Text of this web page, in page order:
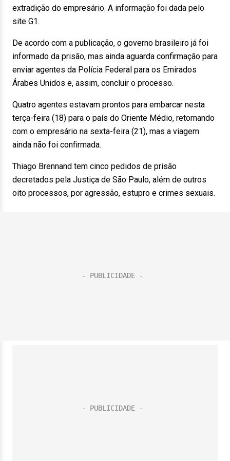
extradição do empresário. A informação foi dada pelo
site G1.
De acordo com a publicação, o governo brasileiro já foi
informado da prisão, mas ainda aguarda confirmação para
enviar agentes da Polícia Federal para os Emirados
Árabes Unidos e, assim, concluir o processo.
Quatro agentes estavam prontos para embarcar nesta
terça-feira (18) para o país do Oriente Médio, retornando
com o empresário na sexta-feira (21), mas a viagem
ainda não foi confirmada.
Thiago Brennand tem cinco pedidos de prisão
decretados pela Justiça de São Paulo, além de outros
oito processos, por agressão, estupro e crimes sexuais.